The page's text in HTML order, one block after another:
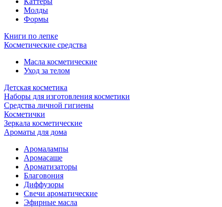
Молды
Формы
Книги по лепке
Косметические средства
Масла косметические
Уход за телом
Детская косметика
Наборы для изготовления косметики
Средства личной гигиены
Косметички
Зеркала косметические
Ароматы для дома
Аромалампы
Аромасаше
Ароматизаторы
Благовония
Диффузоры
Свечи ароматические
Эфирные масла